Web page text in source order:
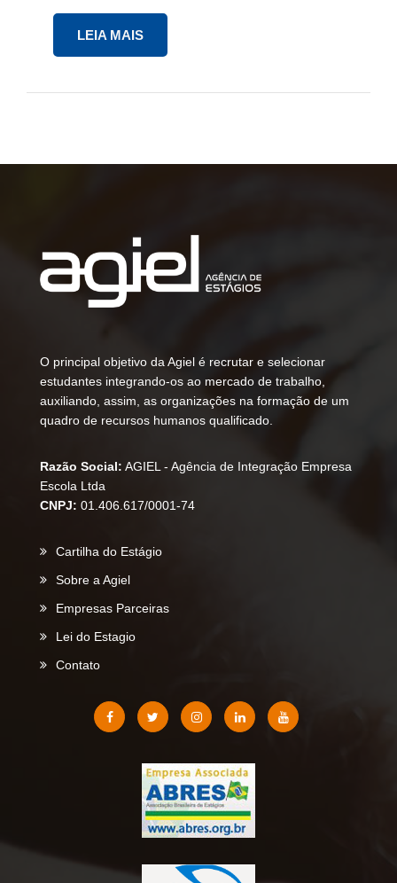
LEIA MAIS
O principal objetivo da Agiel é recrutar e selecionar
estudantes integrando-os ao mercado de trabalho,
auxiliando, assim, as organizações na formação de um
quadro de recursos humanos qualificado.
Razão Social: AGIEL - Agência de Integração Empresa
Escola Ltda
CNPJ: 01.406.617/0001-74
Cartilha do Estágio
Sobre a Agiel
Empresas Parceiras
Lei do Estagio
Contato